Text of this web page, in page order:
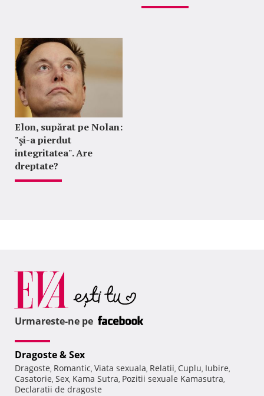
Elon, supărat pe Nolan:
"şi-a pierdut
integritatea". Are
dreptate?
Urmareste-ne pe
Dragoste & Sex
Dragoste, Romantic, Viata sexuala, Relatii, Cuplu, Iubire,
Casatorie, Sex, Kama Sutra, Pozitii sexuale Kamasutra,
Declaratii de dragoste